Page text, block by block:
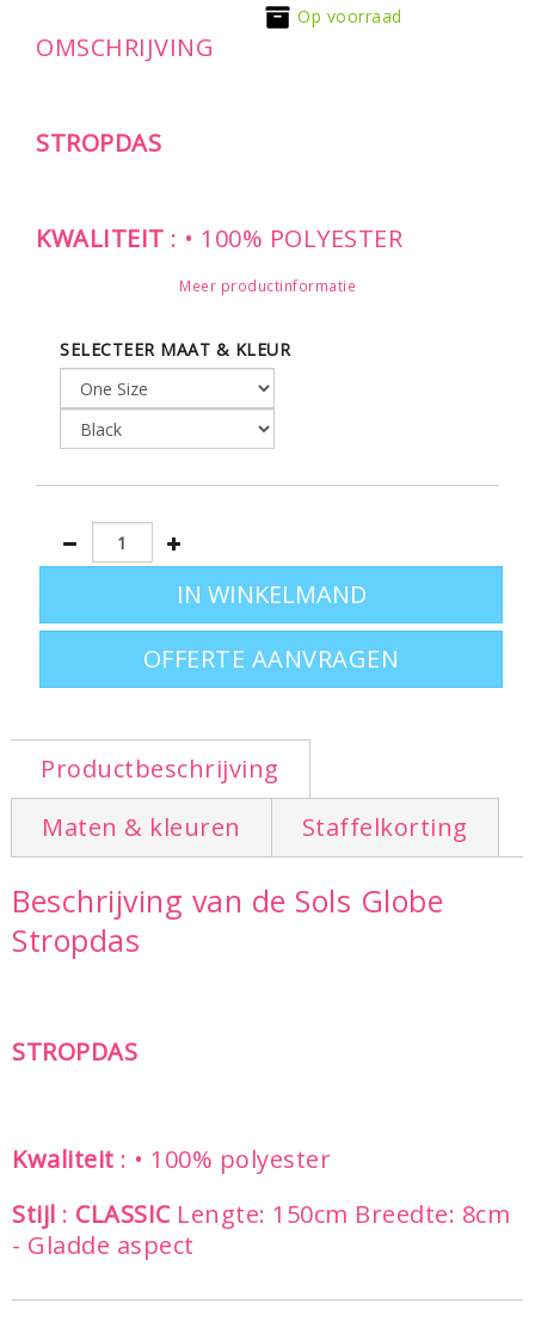
Op voorraad
OMSCHRIJVING
STROPDAS
KWALITEIT : • 100% POLYESTER
CLASSICLENGTE: 150CM
Meer productinformatie
SELECTEER MAAT & KLEUR
OFFERTE AANVRAGEN
Productbeschrijving
Maten & kleuren
Staffelkorting
Beschrijving van de Sols Globe
Stropdas
STROPDAS
Kwaliteit : • 100% polyester
Stijl : CLASSICLengte: 150cm Breedte: 8cm
- Gladde aspect